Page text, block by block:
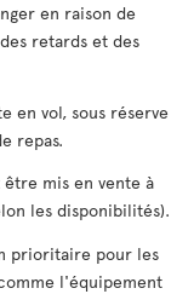
en raison de
retards et des
en vol, sous réserve
repas.
être mis en vente à
les disponibilités).
prioritaire pour les
l'équipement